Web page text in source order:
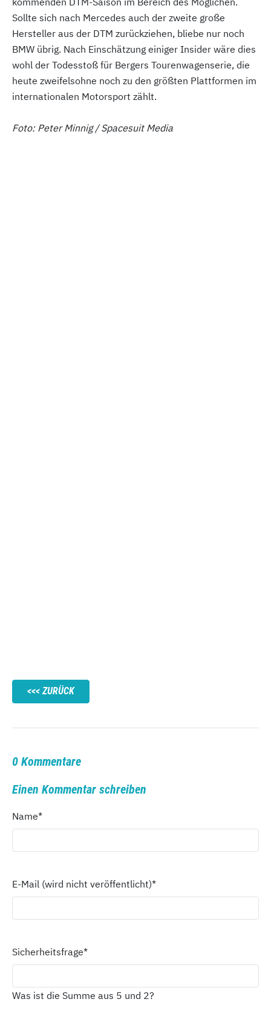
Sollte sich nach Mercedes auch der zweite große
Hersteller aus der DTM zurückziehen, bliebe nur noch
BMW übrig. Nach Einschätzung einiger Insider wäre dies
wohl der Todesstoß für Bergers Tourenwagenserie, die
heute zweifelsohne noch zu den größten Plattformen im
internationalen Motorsport zählt.
Foto: Peter Minnig / Spacesuit Media
ZURÜCK
0 Kommentare
Einen Kommentar schreiben
Name*
E-Mail (wird nicht veröffentlicht)*
Sicherheitsfrage*
Was ist die Summe aus 5 und 2?